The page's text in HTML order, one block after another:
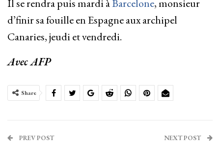
Il se rendra puis mardi àBarcelone, monsieur
d’finir sa fouille en Espagne aux archipel
Canaries, jeudi et vendredi.
Avec AFP
Share
PREV POST NEXT POST